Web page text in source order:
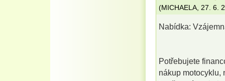
(MICHAELA, 27. 6.
Nabídka:
Potřebujete
nákup motocyklu,